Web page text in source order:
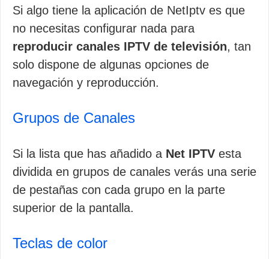
Si algo tiene la aplicación de NetIptv es que
no necesitas configurar nada para
reproducir canales IPTV de televisión, tan
solo dispone de algunas opciones de
navegación y reproducción.
Grupos de Canales
Si la lista que has añadido a Net IPTV esta
dividida en grupos de canales verás una serie
de pestañas con cada grupo en la parte
superior de la pantalla.
Teclas de color